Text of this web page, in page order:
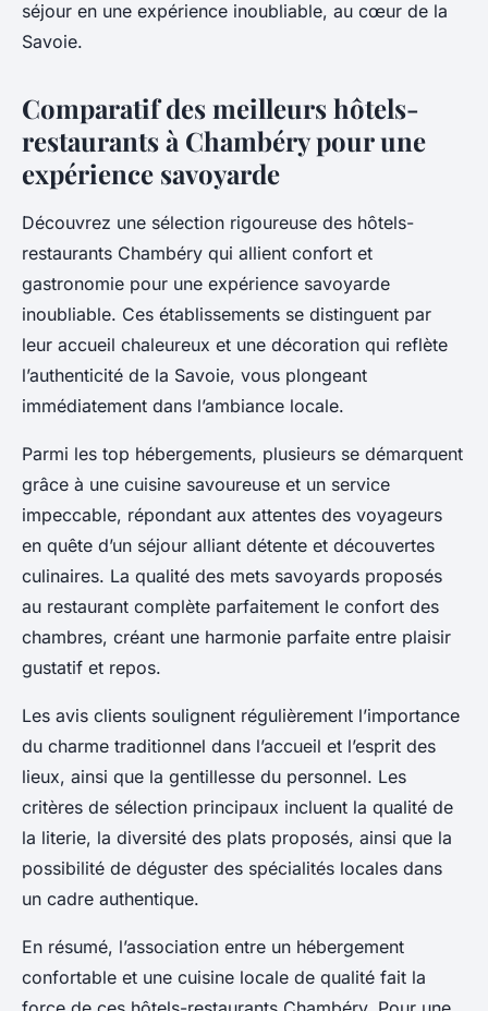
séjour en une expérience inoubliable, au cœur de la
Savoie.
Comparatif des meilleurs hôtels-
restaurants à Chambéry pour une
expérience savoyarde
Découvrez une sélection rigoureuse des hôtels-
restaurants Chambéry qui allient confort et
gastronomie pour une expérience savoyarde
inoubliable. Ces établissements se distinguent par
leur accueil chaleureux et une décoration qui reflète
l’authenticité de la Savoie, vous plongeant
immédiatement dans l’ambiance locale.
Parmi les top hébergements, plusieurs se démarquent
grâce à une cuisine savoureuse et un service
impeccable, répondant aux attentes des voyageurs
en quête d’un séjour alliant détente et découvertes
culinaires. La qualité des mets savoyards proposés
au restaurant complète parfaitement le confort des
chambres, créant une harmonie parfaite entre plaisir
gustatif et repos.
Les avis clients soulignent régulièrement l’importance
du charme traditionnel dans l’accueil et l’esprit des
lieux, ainsi que la gentillesse du personnel. Les
critères de sélection principaux incluent la qualité de
la literie, la diversité des plats proposés, ainsi que la
possibilité de déguster des spécialités locales dans
un cadre authentique.
En résumé, l’association entre un hébergement
confortable et une cuisine locale de qualité fait la